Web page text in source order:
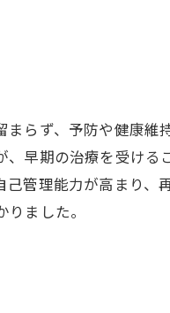
らず、予防や健康
早期の治療を受ける
管理能力が高まり、
ました。